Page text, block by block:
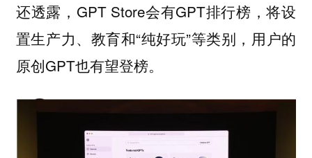
还透露，GPT Store会有GPT排行榜，将设
置生产力、教育和“纯好玩”等类别，用户的
原创GPT也有望登榜。